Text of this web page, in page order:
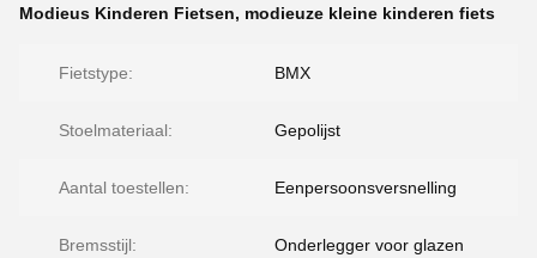
Modieus Kinderen Fietsen, modieuze kleine kinderen fiets
Fietstype: BMX
Stoelmateriaal: Gepolijst
Aantal toestellen: Eenpersoonsversnelling
Bremsstijl: Onderlegger voor glazen